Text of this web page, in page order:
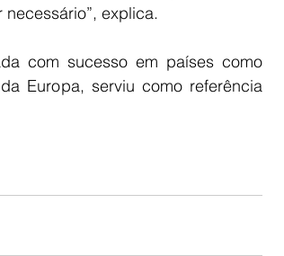
explica.
com sucesso em países como
Europa, serviu como referência